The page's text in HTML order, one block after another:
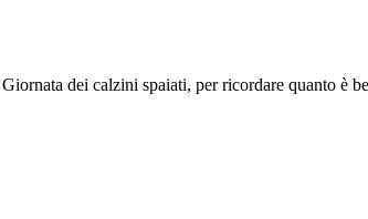
dei calzini spaiati, per ricordare quanto è